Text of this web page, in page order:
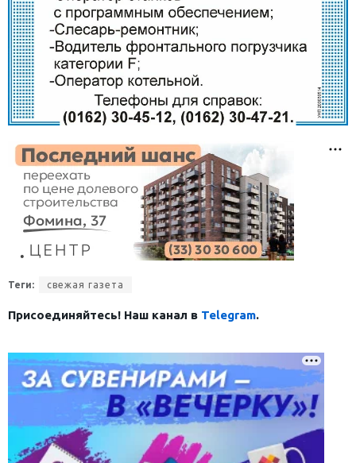
Теги: свежая газета
Присоединяйтесь! Наш канал в Telegram.